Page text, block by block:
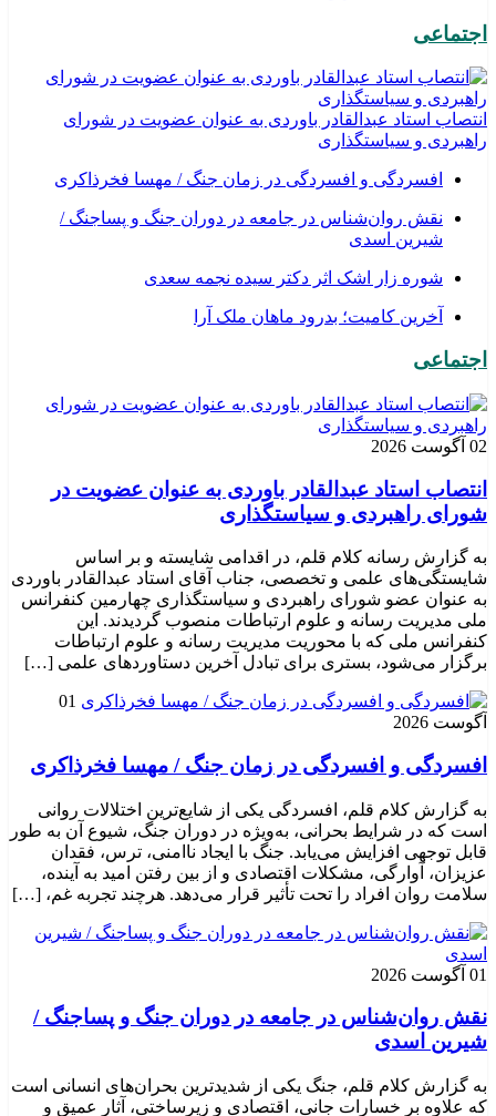
اجتماعی
انتصاب استاد عبدالقادر باوردی به عنوان عضویت در شورای
راهبردی و سیاستگذاری
افسردگی و افسردگی در زمان جنگ / مهسا فخرذاکری
نقش روان‌شناس در جامعه در دوران جنگ و پساجنگ /
شیرین اسدی
شوره زار اشک اثر دکتر سیده نجمه سعدی
​آخرین کامیت؛ بدرود ماهان ملک آرا
اجتماعی
02 آگوست 2026
انتصاب استاد عبدالقادر باوردی به عنوان عضویت در
شورای راهبردی و سیاستگذاری
به گزارش رسانه کلام قلم، در اقدامی شایسته و بر اساس
شایستگی‌های علمی و تخصصی، جناب آقای استاد عبدالقادر باوردی
به عنوان عضو شورای راهبردی و سیاستگذاری چهارمین کنفرانس
ملی مدیریت رسانه و علوم ارتباطات منصوب گردیدند. این
کنفرانس ملی که با محوریت مدیریت رسانه و علوم ارتباطات
برگزار می‌شود، بستری برای تبادل آخرین دستاوردهای علمی […]
01
آگوست 2026
افسردگی و افسردگی در زمان جنگ / مهسا فخرذاکری
به گزارش کلام قلم، افسردگی یکی از شایع‌ترین اختلالات روانی
است که در شرایط بحرانی، به‌ویژه در دوران جنگ، شیوع آن به طور
قابل توجهی افزایش می‌یابد. جنگ با ایجاد ناامنی، ترس، فقدان
عزیزان، آوارگی، مشکلات اقتصادی و از بین رفتن امید به آینده،
سلامت روان افراد را تحت تأثیر قرار می‌دهد. هرچند تجربه غم، […]
01 آگوست 2026
نقش روان‌شناس در جامعه در دوران جنگ و پساجنگ /
شیرین اسدی
به گزارش کلام قلم، جنگ یکی از شدیدترین بحران‌های انسانی است
که علاوه بر خسارات جانی، اقتصادی و زیرساختی، آثار عمیق و